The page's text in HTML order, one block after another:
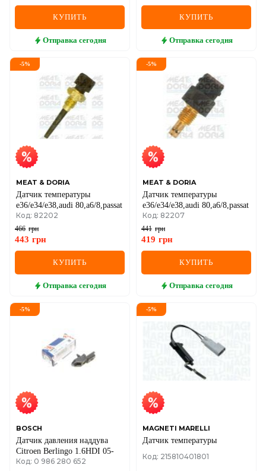
КУПИТЬ
Отправка сегодня
КУПИТЬ
Отправка сегодня
-5%
MEAT & DORIA
Датчик температуры
e36/e34/e38,audi 80,a6/8,passat
Код: 82202
466 грн
443 грн
КУПИТЬ
Отправка сегодня
-5%
MEAT & DORIA
Датчик температуры
e36/e34/e38,audi 80,a6/8,passat
Код: 82207
441 грн
419 грн
КУПИТЬ
Отправка сегодня
-5%
BOSCH
Датчик давления наддува
Citroen Berlingo 1.6HDI 05-
Код: 0 986 280 652
-5%
MAGNETI MARELLI
Датчик температуры
Код: 215810401801